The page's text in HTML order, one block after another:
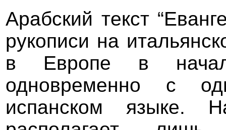
Арабский текст
рукописи на
в Европе в
одновременно с
испанском языке.